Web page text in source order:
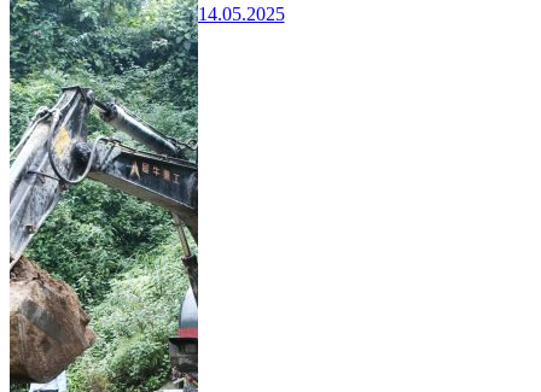
14.05.2025